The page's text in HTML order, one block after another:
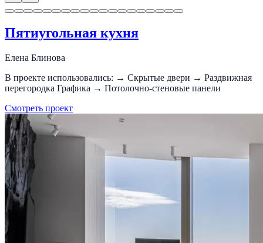
Пятиугольная кухня
Елена Блинова
В проекте использовались: → Скрытые двери → Раздвижная
перегородка Графика → Потолочно-стеновые панели
Смотреть проект